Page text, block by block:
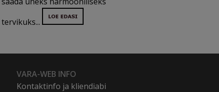
tervikuks...
VARA-WEB INFO
Kontaktinfo ja kliendiabi